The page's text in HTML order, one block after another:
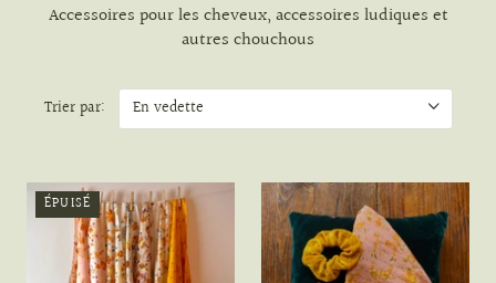
Accessoires pour les cheveux, accessoires ludiques et
autres chouchous
Trier par:
ÉPUISÉ